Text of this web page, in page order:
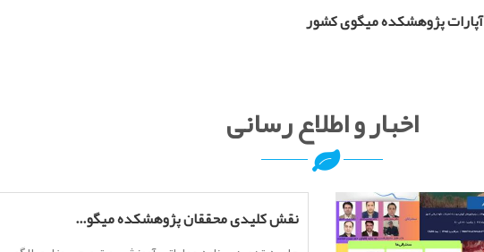
آپارات پژوهشکده میگوی کشور
اخبار و اطلاع رسانی
نقش کلیدی محققان پژوهشکده میگو...